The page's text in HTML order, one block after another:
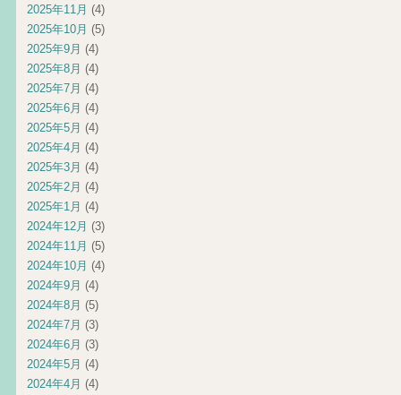
2025年11月 (4)
2025年10月 (5)
2025年9月 (4)
2025年8月 (4)
2025年7月 (4)
2025年6月 (4)
2025年5月 (4)
2025年4月 (4)
2025年3月 (4)
2025年2月 (4)
2025年1月 (4)
2024年12月 (3)
2024年11月 (5)
2024年10月 (4)
2024年9月 (4)
2024年8月 (5)
2024年7月 (3)
2024年6月 (3)
2024年5月 (4)
2024年4月 (4)